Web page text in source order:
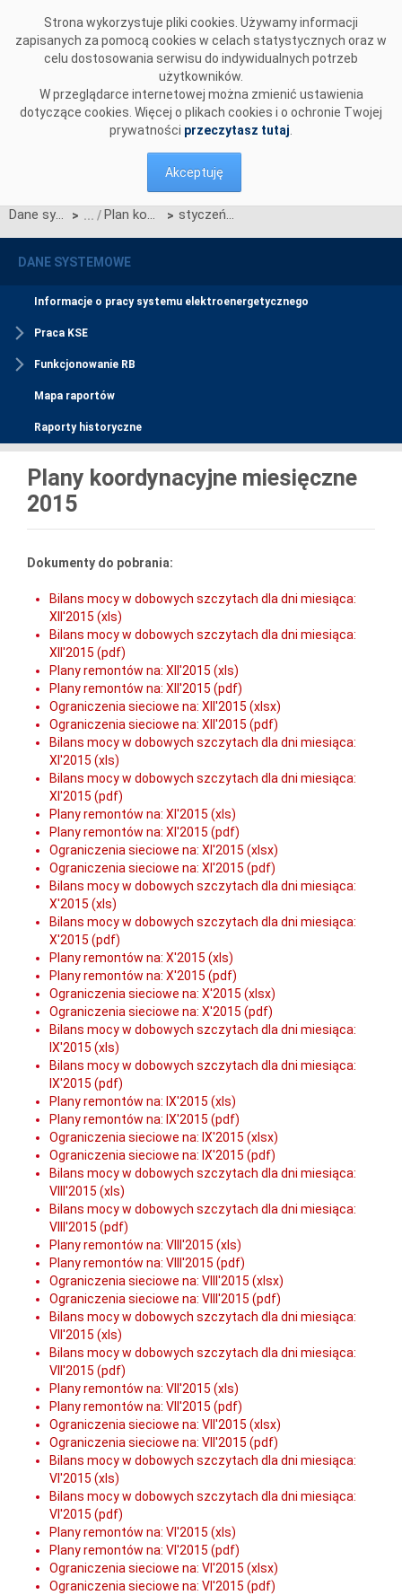
Strona wykorzystuje pliki cookies. Używamy informacji
zapisanych za pomocą cookies w celach statystycznych oraz w
celu dostosowania serwisu do indywidualnych potrzeb
użytkowników.
W przeglądarce internetowej można zmienić ustawienia
dotyczące cookies. Więcej o plikach cookies i o ochronie Twojej
prywatności przeczytasz tutaj
Akceptuję
Dane systemowe > Plan koordynacyjny miesięczny (PKM) > styczeń - grudzień 2015
DANE SYSTEMOWE
Informacje o pracy systemu elektroenergetycznego
Praca KSE
Funkcjonowanie RB
Mapa raportów
Raporty historyczne
Plany koordynacyjne miesięczne
2015
Dokumenty do pobrania:
Bilans mocy w dobowych szczytach dla dni miesiąca:
XII'2015 (xls)
Bilans mocy w dobowych szczytach dla dni miesiąca:
XII'2015 (pdf)
Plany remontów na: XII'2015 (xls)
Plany remontów na: XII'2015 (pdf)
Ograniczenia sieciowe na: XII'2015 (xlsx)
Ograniczenia sieciowe na: XII'2015 (pdf)
Bilans mocy w dobowych szczytach dla dni miesiąca:
XI'2015 (xls)
Bilans mocy w dobowych szczytach dla dni miesiąca:
XI'2015 (pdf)
Plany remontów na: XI'2015 (xls)
Plany remontów na: XI'2015 (pdf)
Ograniczenia sieciowe na: XI'2015 (xlsx)
Ograniczenia sieciowe na: XI'2015 (pdf)
Bilans mocy w dobowych szczytach dla dni miesiąca:
X'2015 (xls)
Bilans mocy w dobowych szczytach dla dni miesiąca:
X'2015 (pdf)
Plany remontów na: X'2015 (xls)
Plany remontów na: X'2015 (pdf)
Ograniczenia sieciowe na: X'2015 (xlsx)
Ograniczenia sieciowe na: X'2015 (pdf)
Bilans mocy w dobowych szczytach dla dni miesiąca:
IX'2015 (xls)
Bilans mocy w dobowych szczytach dla dni miesiąca:
IX'2015 (pdf)
Plany remontów na: IX'2015 (xls)
Plany remontów na: IX'2015 (pdf)
Ograniczenia sieciowe na: IX'2015 (xlsx)
Ograniczenia sieciowe na: IX'2015 (pdf)
Bilans mocy w dobowych szczytach dla dni miesiąca:
VIII'2015 (xls)
Bilans mocy w dobowych szczytach dla dni miesiąca:
VIII'2015 (pdf)
Plany remontów na: VIII'2015 (xls)
Plany remontów na: VIII'2015 (pdf)
Ograniczenia sieciowe na: VIII'2015 (xlsx)
Ograniczenia sieciowe na: VIII'2015 (pdf)
Bilans mocy w dobowych szczytach dla dni miesiąca:
VII'2015 (xls)
Bilans mocy w dobowych szczytach dla dni miesiąca:
VII'2015 (pdf)
Plany remontów na: VII'2015 (xls)
Plany remontów na: VII'2015 (pdf)
Ograniczenia sieciowe na: VII'2015 (xlsx)
Ograniczenia sieciowe na: VII'2015 (pdf)
Bilans mocy w dobowych szczytach dla dni miesiąca:
VI'2015 (xls)
Bilans mocy w dobowych szczytach dla dni miesiąca:
VI'2015 (pdf)
Plany remontów na: VI'2015 (xls)
Plany remontów na: VI'2015 (pdf)
Ograniczenia sieciowe na: VI'2015 (xlsx)
Ograniczenia sieciowe na: VI'2015 (pdf)